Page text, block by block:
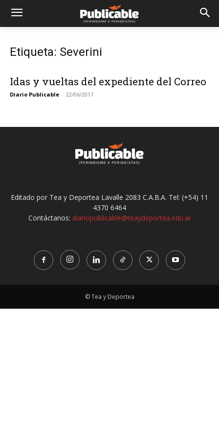
Etiqueta: Severini
Idas y vueltas del expediente del Correo
Diario Publicable - 22/06/2017
Editado por Tea y Deportea Lavalle 2083 C.A.B.A. Tel: (+54) 11
4370 6464
Contáctanos: diariopublicable@teaydeportea.edu.ar
© Tea y Deportea